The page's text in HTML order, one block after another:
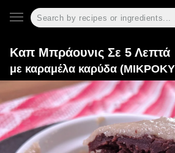
Καπ Μπράουνις Σε 5 Λεπτά
με καραμέλα καρύδα